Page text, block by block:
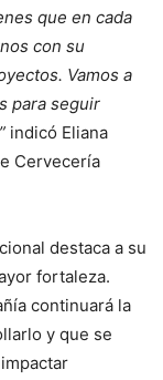
que en cada
con su
Vamos a
para seguir
indicó Eliana
Cervecería
destaca a su
fortaleza.
continuará la
y que se